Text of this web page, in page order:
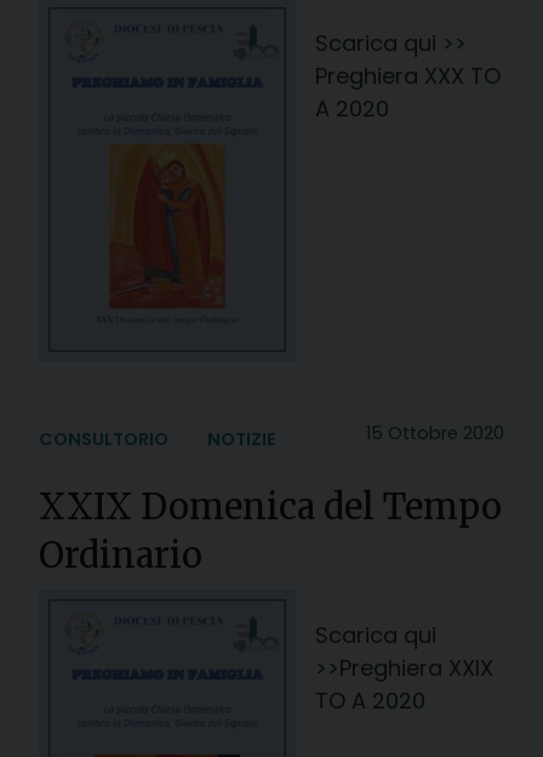
Scarica qui >>
Preghiera XXX TO
A 2020
15 Ottobre 2020
CONSULTORIO NOTIZIE
XXIX Domenica del Tempo
Ordinario
Scarica qui
>>Preghiera XXIX
TO A 2020